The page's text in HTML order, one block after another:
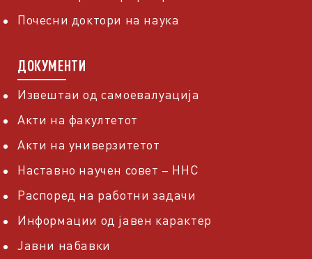
Почесни доктори на наука
ДОКУМЕНТИ
Извештаи од самоевалуација
Акти на факултетот
Акти на универзитетот
Наставно научен совет – ННС
Распоред на работни задачи
Информации од јавен карактер
Јавни набавки